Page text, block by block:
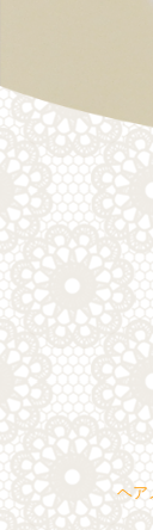
ツ
へ
ス
キ
プ
ヘア